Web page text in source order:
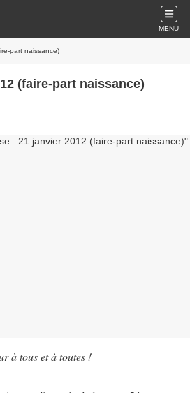
MENU
part naissance)
(faire-part naissance)
à tous et à toutes !